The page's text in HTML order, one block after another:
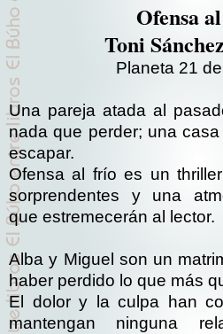
Ofensa
Toni
Planeta 21
Una pareja atada al
nada que perder; una
escapar.
Ofensa al frío es un
sorprendentes y una
que estremecerán al lector.
Alba y Miguel son un
haber perdido lo que más
El dolor y la culpa han
mantengan ninguna